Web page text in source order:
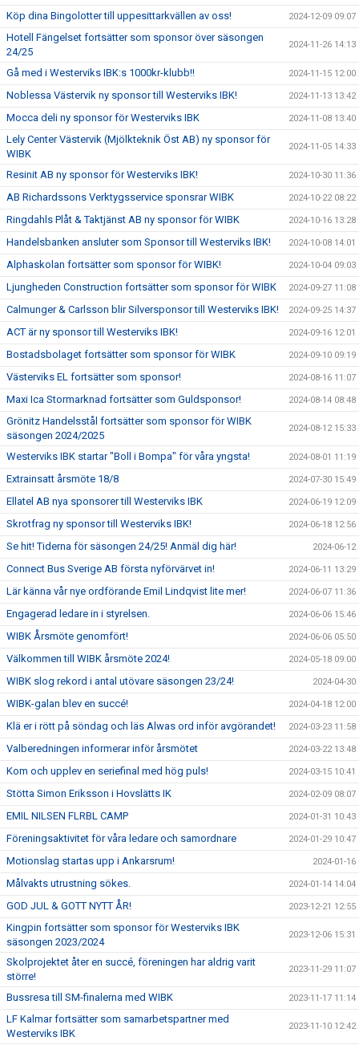
Köp dina Bingolotter till uppesittarkvällen av oss! 2024-12-09 09:07
Hotell Fängelset fortsätter som sponsor över säsongen
24/25
2024-11-26 14:13
Gå med i Westerviks IBK:s 1000kr-klubb!! 2024-11-15 12:00
Noblessa Västervik ny sponsor till Westerviks IBK! 2024-11-13 13:42
Mocca deli ny sponsor för Westerviks IBK 2024-11-08 13:40
Lely Center Västervik (Mjölkteknik Öst AB) ny sponsor för
WIBK
2024-11-05 14:33
Resinit AB ny sponsor för Westerviks IBK! 2024-10-30 11:36
AB Richardssons Verktygsservice sponsrar WIBK 2024-10-22 08:22
Ringdahls Plåt & Taktjänst AB ny sponsor för WIBK 2024-10-16 13:28
Handelsbanken ansluter som Sponsor till Westerviks IBK! 2024-10-08 14:01
Alphaskolan fortsätter som sponsor för WIBK! 2024-10-04 09:03
Ljungheden Construction fortsätter som sponsor för WIBK 2024-09-27 11:08
Calmunger & Carlsson blir Silversponsor till Westerviks IBK! 2024-09-25 14:37
ACT är ny sponsor till Westerviks IBK! 2024-09-16 12:01
Bostadsbolaget fortsätter som sponsor för WIBK 2024-09-10 09:19
Västerviks EL fortsätter som sponsor! 2024-08-16 11:07
Maxi Ica Stormarknad fortsätter som Guldsponsor! 2024-08-14 08:48
Grönitz Handelsstål fortsätter som sponsor för WIBK
säsongen 2024/2025
2024-08-12 15:33
Westerviks IBK startar "Boll i Bompa" för våra yngsta! 2024-08-01 11:19
Extrainsatt årsmöte 18/8 2024-07-30 15:49
Ellatel AB nya sponsorer till Westerviks IBK 2024-06-19 12:09
Skrotfrag ny sponsor till Westerviks IBK! 2024-06-18 12:56
Se hit! Tiderna för säsongen 24/25! Anmäl dig här! 2024-06-12
Connect Bus Sverige AB första nyförvärvet in! 2024-06-11 13:29
Lär känna vår nye ordförande Emil Lindqvist lite mer! 2024-06-07 11:36
Engagerad ledare in i styrelsen. 2024-06-06 15:46
WIBK Årsmöte genomfört! 2024-06-06 05:50
Välkommen till WIBK årsmöte 2024! 2024-05-18 09:00
WIBK slog rekord i antal utövare säsongen 23/24! 2024-04-30
WIBK-galan blev en succé! 2024-04-18 12:00
Klä er i rött på söndag och läs Alwas ord inför avgörandet! 2024-03-23 11:58
Valberedningen informerar inför årsmötet 2024-03-22 13:48
Kom och upplev en seriefinal med hög puls! 2024-03-15 10:41
Stötta Simon Eriksson i Hovslätts IK 2024-02-09 08:07
EMIL NILSEN FLRBL CAMP 2024-01-31 10:43
Föreningsaktivitet för våra ledare och samordnare 2024-01-29 10:47
Motionslag startas upp i Ankarsrum! 2024-01-16
Målvakts utrustning sökes. 2024-01-14 14:04
GOD JUL & GOTT NYTT ÅR! 2023-12-21 12:55
Kingpin fortsätter som sponsor för Westerviks IBK
säsongen 2023/2024
2023-12-06 15:31
Skolprojektet åter en succé, föreningen har aldrig varit
större!
2023-11-29 11:07
Bussresa till SM-finalerna med WIBK 2023-11-17 11:14
LF Kalmar fortsätter som samarbetspartner med
Westerviks IBK
2023-11-10 12:42